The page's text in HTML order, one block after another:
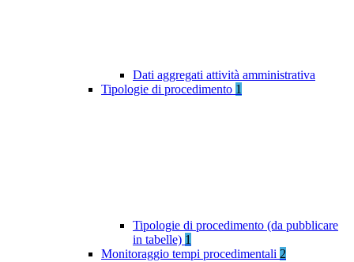
Dati aggregati attività amministrativa
Tipologie di procedimento 1
Tipologie di procedimento (da pubblicare
in tabelle) 1
Monitoraggio tempi procedimentali 2